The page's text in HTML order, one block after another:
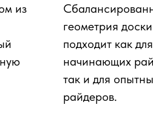
из
геометрия доски
подходит как для
начинающих
так и для
райдеров.